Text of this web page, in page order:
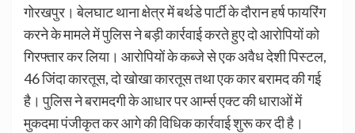
गोरखपुर। बेलघाट थाना क्षेत्र में बर्थडे पार्टी के दौरान हर्ष फायरिंग
करने के मामले में पुलिस ने बड़ी कार्रवाई करते हुए दो आरोपियों को
गिरफ्तार कर लिया। आरोपियों के कब्जे से एक अवैध देशी पिस्टल,
46 जिंदा कारतूस, दो खोखा कारतूस तथा एक कार बरामद की गई
है। पुलिस ने बरामदगी के आधार पर आर्म्स एक्ट की धाराओं में
मुकदमा पंजीकृत कर आगे की विधिक कार्रवाई शुरू कर दी है।